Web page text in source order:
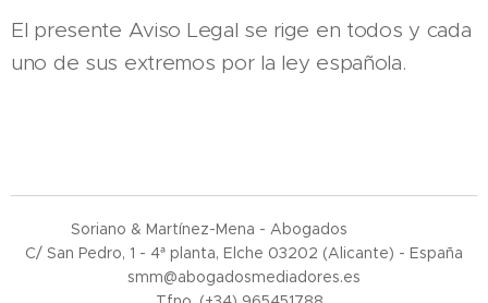
El presente Aviso Legal se rige en todos y cada
uno de sus extremos por la ley española.
Soriano & Martínez-Mena - Abogados
C/ San Pedro, 1 - 4ª planta, Elche 03202 (Alicante) - España
smm@abogadosmediadores.es